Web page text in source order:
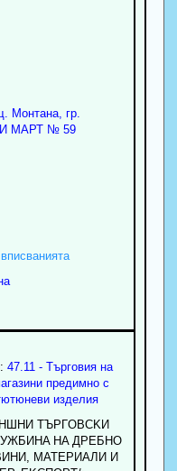
Монтана, гр.
МАРТ № 59
: 47.11 - Търговия на
предимно с
изделия
TЪPГOBCKИ
HA ДPEБHO
MATEPИAЛИ И